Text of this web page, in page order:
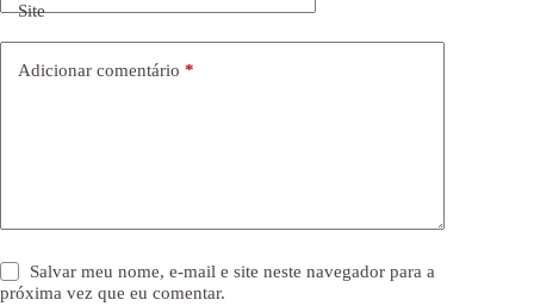
Site
Adicionar comentário *
Salvar meu nome, e-mail e site neste navegador para a
próxima vez que eu comentar.